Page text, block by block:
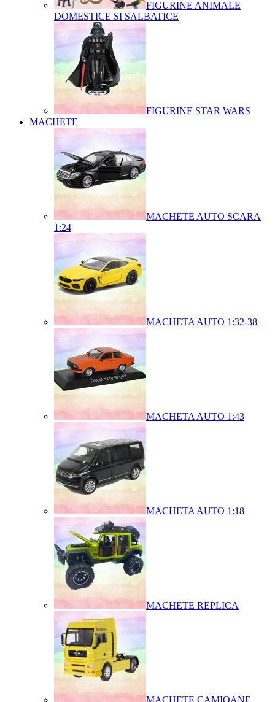
FIGURINE ANIMALE
DOMESTICE SI SALBATICE
FIGURINE STAR WARS
MACHETE
MACHETE AUTO SCARA
1:24
MACHETA AUTO 1:32-38
MACHETA AUTO 1:43
MACHETA AUTO 1:18
MACHETE REPLICA
MACHETE CAMIOANE